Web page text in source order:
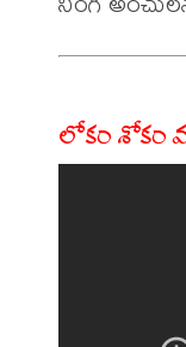
లోకం శోకం